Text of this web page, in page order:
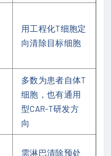
用工程化T细胞定
向清除目标细胞
多数为患者自体T
细胞，也有通用
型CAR-T研发方
向
需淋巴清除预处